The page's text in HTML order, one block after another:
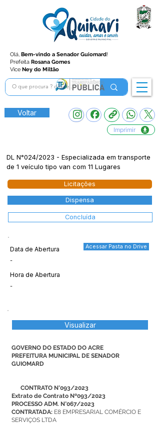
Olá, Bem-vindo a Senador Guiomard!
Prefeita Rosana Gomes
Vice Ney do Miltão
Voltar
Imprimir
DL N°024/2023 - Especializada em transporte
de 1 veículo tipo van com 11 Lugares
Licitações
Dispensa
Concluída
Data de Abertura Acessar Pasta no Drive
-
Hora de Abertura
-
Visualizar
GOVERNO DO ESTADO DO ACRE
PREFEITURA MUNICIPAL DE SENADOR
GUIOMARD
CONTRATO N°093/2023
Extrato de Contrato Nº093/2023
PROCESSO ADM. N°067/2023
CONTRATADA: E8 EMPRESARIAL COMÉRCIO E
SERVIÇOS LTDA